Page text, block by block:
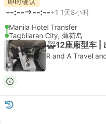
--:-- --:--+1 1天8小时
Manila Hotel Transfer
Tagbilaran City, 薄荷岛
12座廂型车 |
R and A Travel